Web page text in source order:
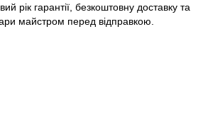
рік гарантії, безкоштовну доставку та
майстром перед відправкою.